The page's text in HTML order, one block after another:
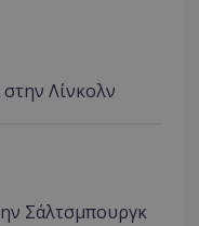
Λίνκολν
Σάλτσμπουργκ